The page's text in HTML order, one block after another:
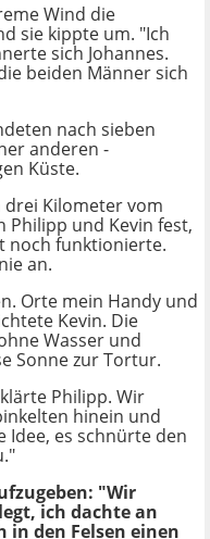
Wind die
sie kippte um. "Ich
sich Johannes.
beiden Männer sich
nach sieben
anderen -
Küste.
Kilometer vom
Philipp und Kevin fest,
noch funktionierte.
an.
Orte mein Handy und
Kevin. Die
Wasser und
Sonne zur Tortur.
Philipp. Wir
hinein und
Idee, es schnürte den
"Wir
ich dachte an
in den Felsen einen